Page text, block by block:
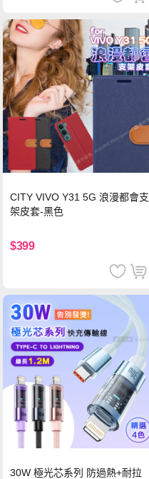
CITY VIVO Y31 5G 浪漫都會支
架皮套-黑色
$399
30W 極光芯系列 防過熱+耐拉